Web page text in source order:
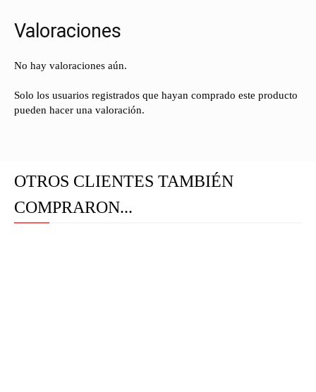
Valoraciones
No hay valoraciones aún.
Solo los usuarios registrados que hayan comprado este producto
pueden hacer una valoración.
OTROS CLIENTES TAMBIÉN
COMPRARON...